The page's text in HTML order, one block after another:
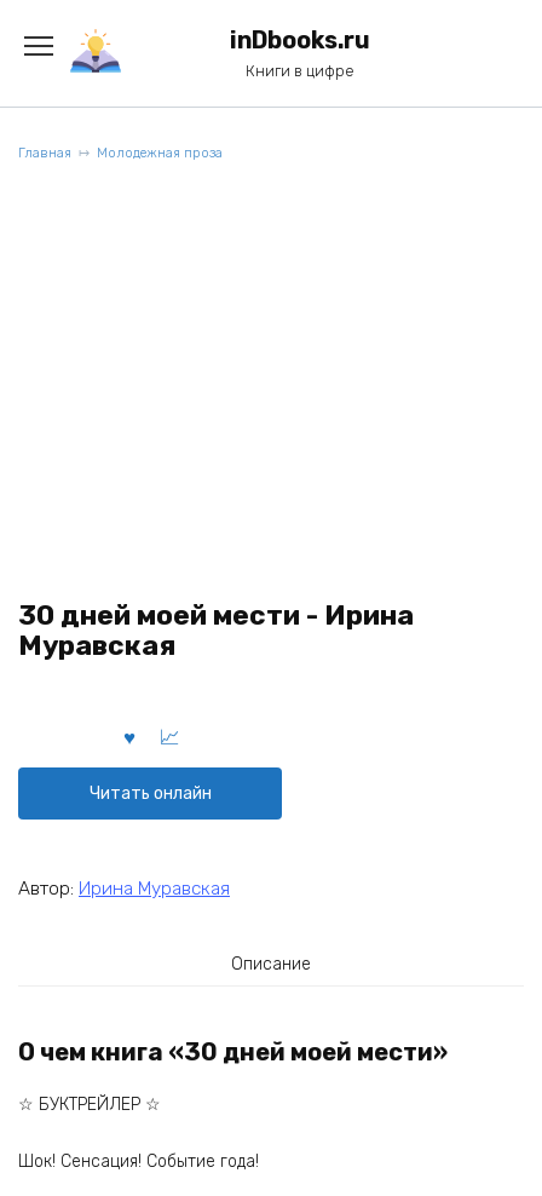
содержанию
inDbooks.ru
Книги в цифре
Главная Молодежная проза
30 дней моей мести - Ирина
Муравская
Читать онлайн
Автор: Ирина Муравская
Описание
О чем книга «30 дней моей мести»
☆ БУКТРЕЙЛЕР ☆
Шок! Сенсация! Событие года!